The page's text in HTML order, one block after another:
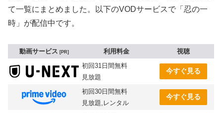
て一覧にまとめました。以下のVODサービスで「忍の一
時」が配信中です。
動画サービス PR 利用料金
視聴
初回31日間無料
見放題
今すぐ見る
初回30日間無料
見放題,レンタル
今すぐ見る